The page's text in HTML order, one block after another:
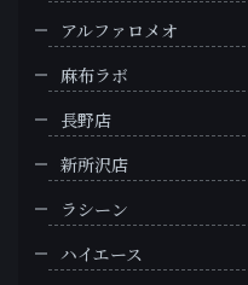
アルファロメオ
麻布ラボ
長野店
新所沢店
ラシーン
ハイエース